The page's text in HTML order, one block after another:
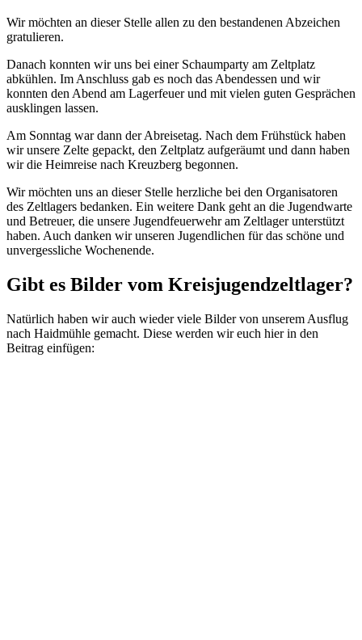
Wir möchten an dieser Stelle allen zu den bestandenen Abzeichen
gratulieren.
Danach konnten wir uns bei einer Schaumparty am Zeltplatz
abkühlen. Im Anschluss gab es noch das Abendessen und wir
konnten den Abend am Lagerfeuer und mit vielen guten Gesprächen
ausklingen lassen.
Am Sonntag war dann der Abreisetag. Nach dem Frühstück haben
wir unsere Zelte gepackt, den Zeltplatz aufgeräumt und dann haben
wir die Heimreise nach Kreuzberg begonnen.
Wir möchten uns an dieser Stelle herzliche bei den Organisatoren
des Zeltlagers bedanken. Ein weitere Dank geht an die Jugendwarte
und Betreuer, die unsere Jugendfeuerwehr am Zeltlager unterstützt
haben. Auch danken wir unseren Jugendlichen für das schöne und
unvergessliche Wochenende.
Gibt es Bilder vom Kreisjugendzeltlager?
Natürlich haben wir auch wieder viele Bilder von unserem Ausflug
nach Haidmühle gemacht. Diese werden wir euch hier in den
Beitrag einfügen: